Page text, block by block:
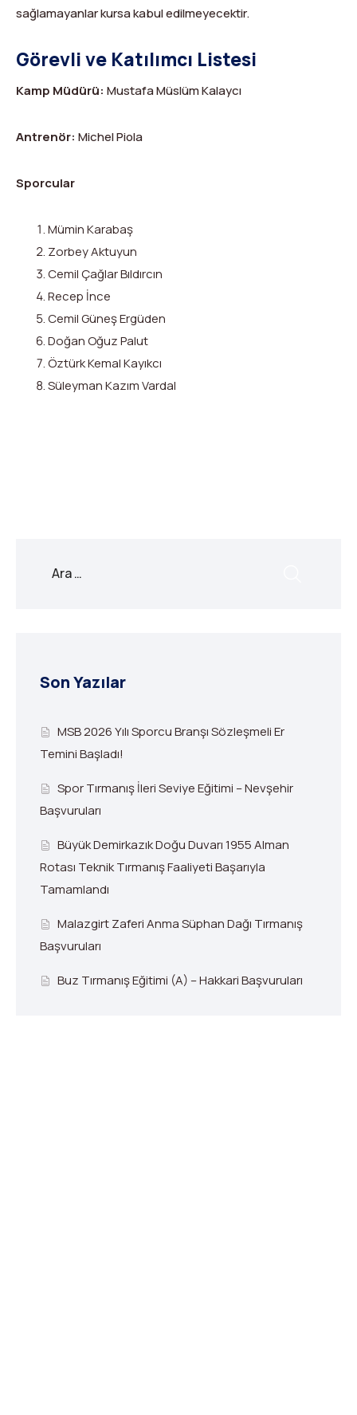
sağlamayanlar kursa kabul edilmeyecektir.
Görevli ve Katılımcı Listesi
Kamp Müdürü: Mustafa Müslüm Kalaycı
Antrenör: Michel Piola
Sporcular
Mümin Karabaş
Zorbey Aktuyun
Cemil Çağlar Bıldırcın
Recep İnce
Cemil Güneş Ergüden
Doğan Oğuz Palut
Öztürk Kemal Kayıkcı
Süleyman Kazım Vardal
Son Yazılar
MSB 2026 Yılı Sporcu Branşı Sözleşmeli Er
Temini Başladı!
Spor Tırmanış İleri Seviye Eğitimi – Nevşehir
Başvuruları
Büyük Demirkazık Doğu Duvarı 1955 Alman
Rotası Teknik Tırmanış Faaliyeti Başarıyla
Tamamlandı
Malazgirt Zaferi Anma Süphan Dağı Tırmanış
Başvuruları
Buz Tırmanış Eğitimi (A) – Hakkari Başvuruları